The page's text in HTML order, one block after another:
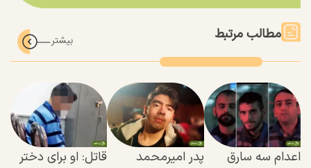
مطالب مرتبط
اعدام سه سارق
پدر امیرمحمد
قاتل: او برای دختر